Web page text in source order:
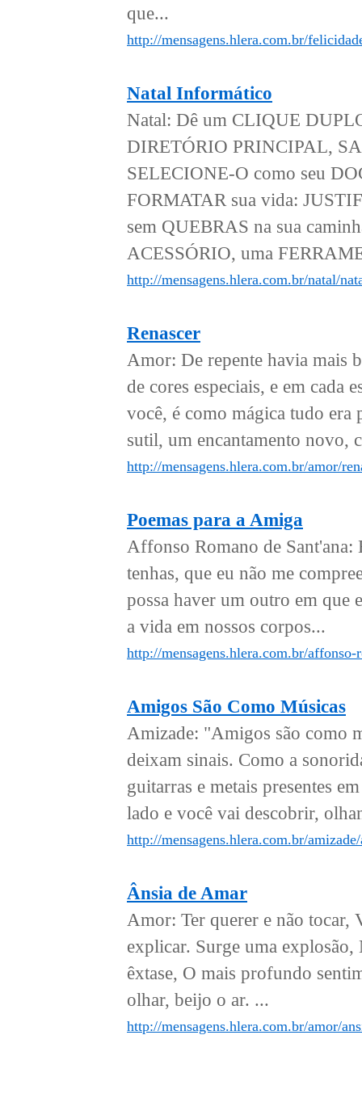
que...
http://mensagens.hlera.com.br/
Natal Informático
Natal: Dê um CLIQUE
DIRETÓRIO PRINCIPAL,
SELECIONE-O como seu
FORMATAR sua vida:
sem QUEBRAS na sua
ACESSÓRIO, uma
http://mensagens.hlera.com.br/natal/
Renascer
Amor: De repente havia mais
de cores especiais, e em cada
você, é como mágica tudo
sutil, um encantamento novo,
http://mensagens.hlera.com.br/amor/
Poemas para a Amiga
Affonso Romano de Sant'ana:
tenhas, que eu não me
possa haver um outro em que
a vida em nossos corpos...
http://mensagens.hlera.com.br/affonso-
Amigos São Como Músicas
Amizade: "Amigos são como
deixam sinais. Como a
guitarras e metais presentes
lado e você vai descobrir,
http://mensagens.hlera.com.br/
Ânsia de Amar
Amor: Ter querer e não tocar,
explicar. Surge uma explosão,
êxtase, O mais profundo
olhar, beijo o ar. ...
http://mensagens.hlera.com.br/amor/